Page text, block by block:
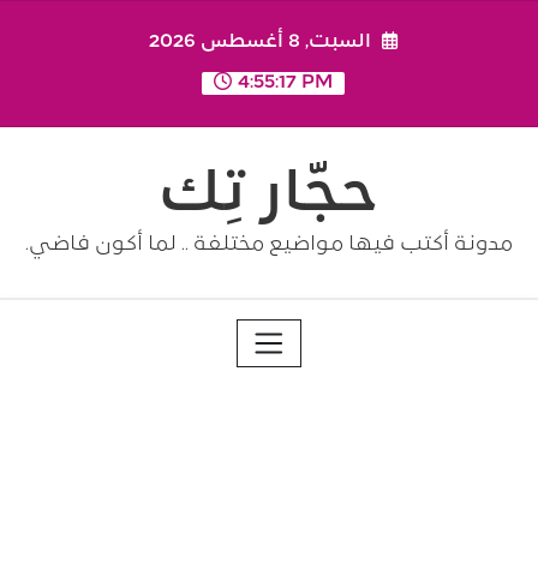
السبت, 8 أغسطس 2026
4:55:18 PM
حجّار تِك
مدونة أكتب فيها مواضيع مختلفة .. لما أكون فاضي.